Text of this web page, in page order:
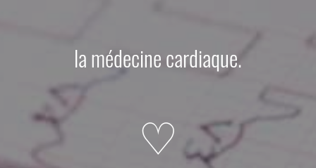
la médecine cardiaque.
♡